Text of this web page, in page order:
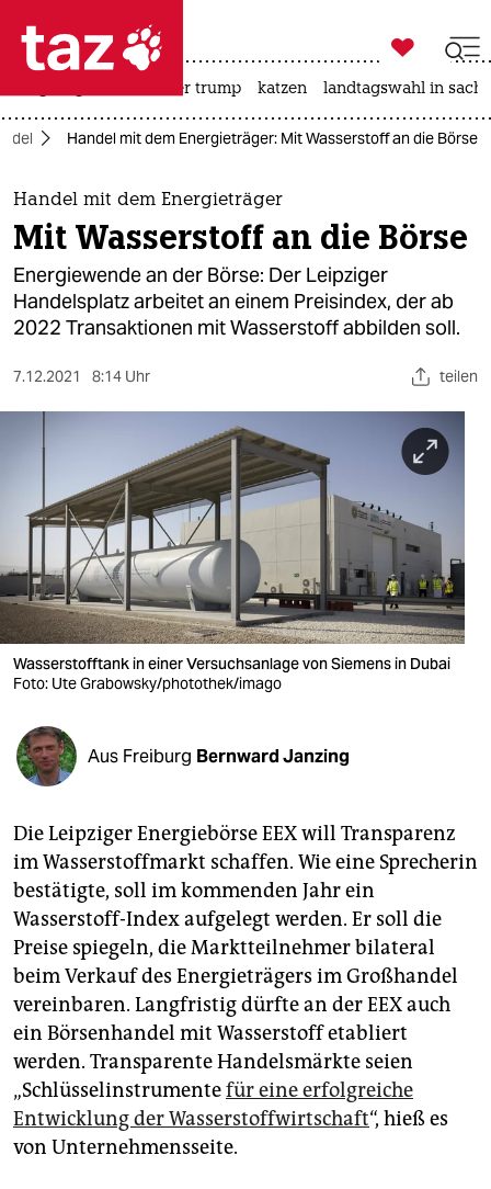
 taz zahl ich
taz zahl ich
themen
politik
öko
sport
berlin
nord
wahrheit
verlag
verlag
veranstaltungen
shop
unterstützen
abo
genossenschaft
epaper login

taz zahl ich
usa unter trump katzen landtagswahl in
Handel mit dem Energieträger: Mit Wasserstoff an die Börse
Handel mit dem Energieträger
Mit Wasserstoff an die Börse
Energiewende an der Börse: Der Leipziger
Handelsplatz arbeitet an einem Preisindex, der ab
2022 Transaktionen mit Wasserstoff abbilden soll.
7.12.2021 8:14 Uhr teilen
Wasserstofftank in einer Versuchsanlage von Siemens in Dubai
Foto: Ute Grabowsky/photothek/imago
Aus Freiburg Bernward Janzing
Die Leipziger Energiebörse EEX will Transparenz
im Wasserstoffmarkt schaffen. Wie eine Sprecherin
bestätigte, soll im kommenden Jahr ein
Wasserstoff-Index aufgelegt werden. Er soll die
Preise spiegeln, die Marktteilnehmer bilateral
beim Verkauf des Energieträgers im Großhandel
vereinbaren. Langfristig dürfte an der EEX auch
ein Börsenhandel mit Wasserstoff etabliert
werden. Transparente Handelsmärkte seien
„Schlüsselinstrumentefür eine erfolgreiche
Entwicklung der Wasserstoffwirtschaft“, hieß es
von Unternehmensseite.